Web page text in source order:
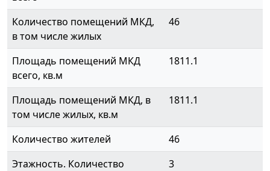
Количество помещений МКД,
в том числе жилых
46
Площадь помещений МКД
всего, кв.м
1811.1
Площадь помещений МКД, в
том числе жилых, кв.м
1811.1
Количество жителей
46
Этажность. Количество
3